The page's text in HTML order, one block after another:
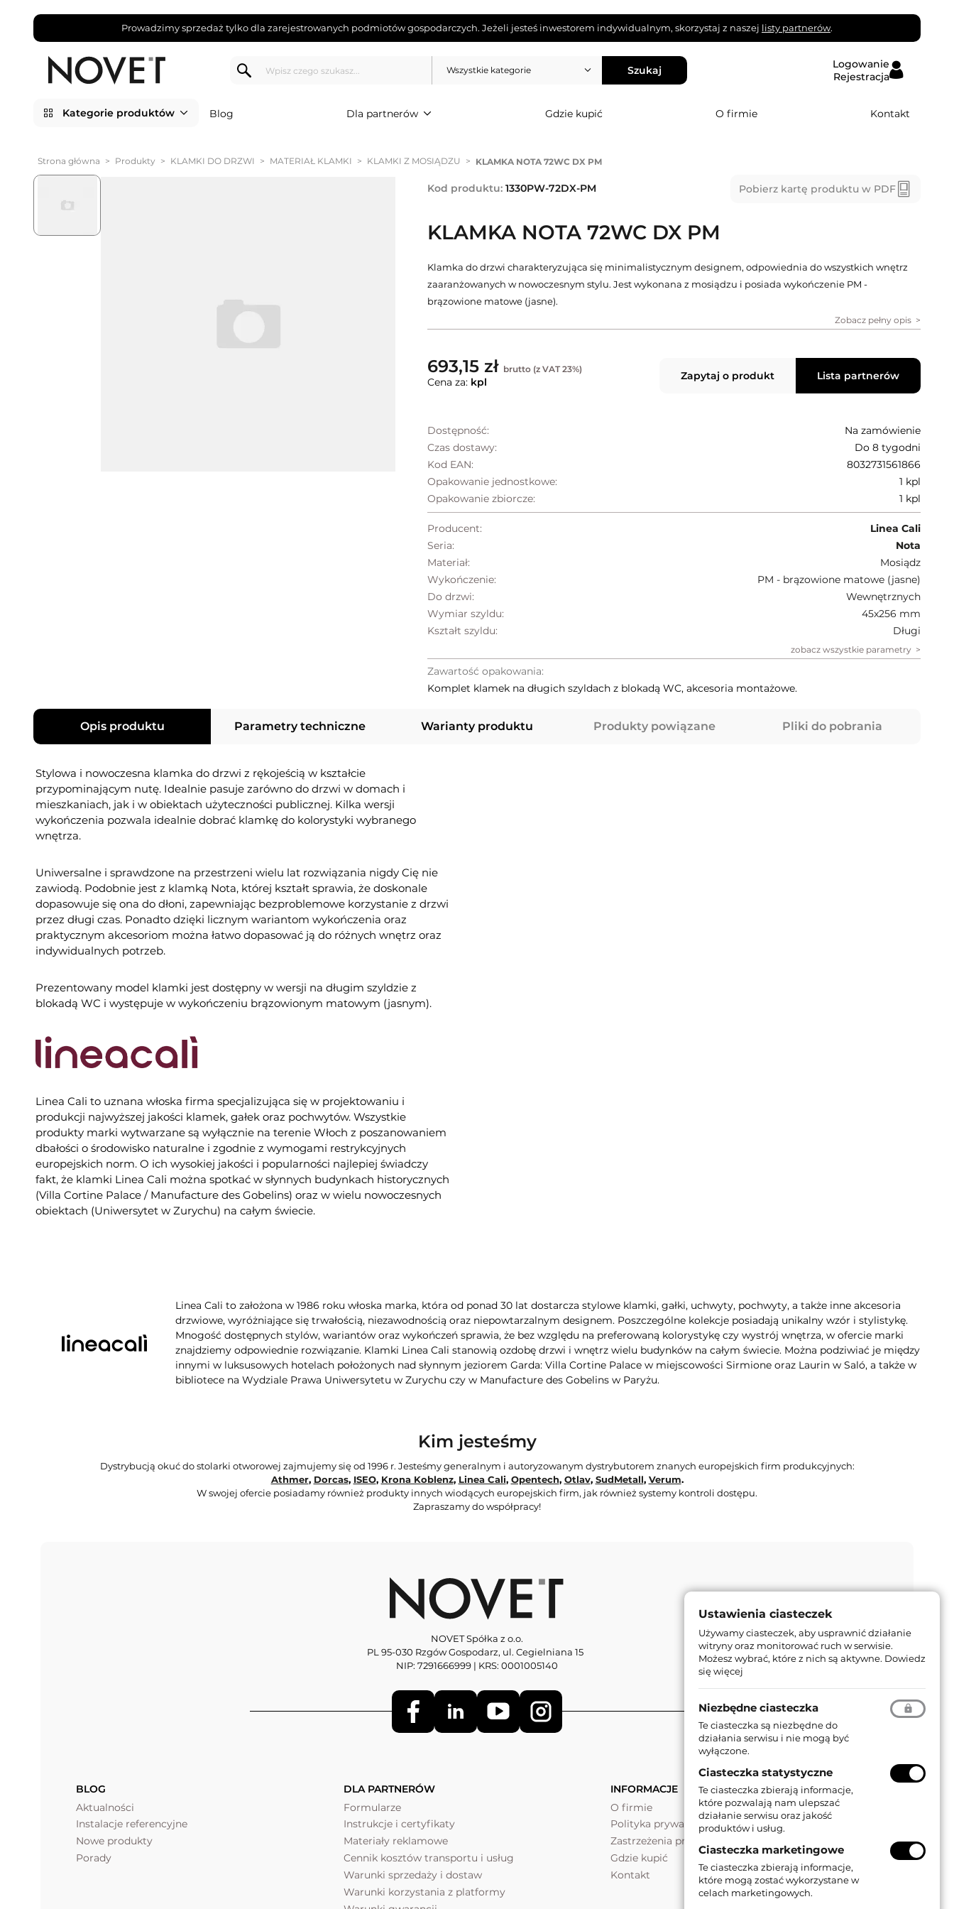
Prowadzimy sprzedaż tylko dla zarejestrowanych podmiotów gospodarczych. Jeżeli jesteś inwestorem indywidualnym, skorzystaj z naszej listy partnerów.
Wszystkie kategorie Szukaj
Logowanie
Rejestracja
Kategorie produktów Blog Dla partnerów Gdzie kupić O firmie Kontakt
Strona główna > Produkty > KLAMKI DO DRZWI > MATERIAŁ KLAMKI > KLAMKI Z MOSIĄDZU > KLAMKA NOTA 72WC DX PM
Kod produktu: 1330PW-72DX-PM Pobierz kartę produktu w PDF
KLAMKA NOTA 72WC DX PM
Klamka do drzwi charakteryzująca się minimalistycznym designem, odpowiednia do wszystkich wnętrz
zaaranżowanych w nowoczesnym stylu. Jest wykonana z mosiądzu i posiada wykończenie PM -
brązowione matowe (jasne).
Zobacz pełny opis
693,15 zł brutto (z VAT 23%)
Cena za: kpl Zapytaj o produkt Lista partnerów
Dostępność:
Na zamówienie
Czas dostawy:
Do 8 tygodni
Kod EAN:
8032731561866
Opakowanie jednostkowe:
1 kpl
Opakowanie zbiorcze:
1 kpl
Producent:
Linea Cali
Seria:
Nota
Materiał:
Mosiądz
Wykończenie:
PM - brązowione matowe (jasne)
Do drzwi:
Wewnętrznych
Wymiar szyldu:
45x256 mm
Kształt szyldu:
Długi
zobacz wszystkie parametry
Zawartość opakowania:
Komplet klamek na długich szyldach z blokadą WC, akcesoria montażowe.
Opis produktu Parametry techniczne Warianty produktu Produkty powiązane Pliki do pobrania
Stylowa i nowoczesna klamka do drzwi z rękojeścią w kształcie
przypominającym nutę. Idealnie pasuje zarówno do drzwi w domach i
mieszkaniach, jak i w obiektach użyteczności publicznej. Kilka wersji
wykończenia pozwala idealnie dobrać klamkę do kolorystyki wybranego
wnętrza.
Uniwersalne i sprawdzone na przestrzeni wielu lat rozwiązania nigdy Cię nie
zawiodą. Podobnie jest z klamką Nota, której kształt sprawia, że doskonale
dopasowuje się ona do dłoni, zapewniając bezproblemowe korzystanie z drzwi
przez długi czas. Ponadto dzięki licznym wariantom wykończenia oraz
praktycznym akcesoriom można łatwo dopasować ją do różnych wnętrz oraz
indywidualnych potrzeb.
Prezentowany model klamki jest dostępny w wersji na długim szyldzie z
blokadą WC i występuje w wykończeniu brązowionym matowym (jasnym).
Linea Cali to uznana włoska firma specjalizująca się w projektowaniu i
produkcji najwyższej jakości klamek, gałek oraz pochwytów. Wszystkie
produkty marki wytwarzane są wyłącznie na terenie Włoch z poszanowaniem
dbałości o środowisko naturalne i zgodnie z wymogami restrykcyjnych
europejskich norm. O ich wysokiej jakości i popularności najlepiej świadczy
fakt, że klamki Linea Cali można spotkać w słynnych budynkach historycznych
(Villa Cortine Palace / Manufacture des Gobelins) oraz w wielu nowoczesnych
obiektach (Uniwersytet w Zurychu) na całym świecie.
Linea Cali to założona w 1986 roku włoska marka, która od ponad 30 lat dostarcza stylowe klamki, gałki, uchwyty, pochwyty, a także inne akcesoria
drzwiowe, wyróżniające się trwałością, niezawodnością oraz niepowtarzalnym designem. Poszczególne kolekcje posiadają unikalny wzór i stylistykę.
Mnogość dostępnych stylów, wariantów oraz wykończeń sprawia, że bez względu na preferowaną kolorystykę czy wystrój wnętrza, w ofercie marki
znajdziemy odpowiednie rozwiązanie. Klamki Linea Cali stanowią ozdobę drzwi i wnętrz wielu budynków na całym świecie. Można podziwiać je między
innymi w luksusowych hotelach położonych nad słynnym jeziorem Garda: Villa Cortine Palace w miejscowości Sirmione oraz Laurin w Saló, a także w
bibliotece na Wydziale Prawa Uniwersytetu w Zurychu czy w Manufacture des Gobelins w Paryżu.
Kim jesteśmy
Dystrybucją okuć do stolarki otworowej zajmujemy się od 1996 r. Jesteśmy generalnym i autoryzowanym dystrybutorem znanych europejskich firm produkcyjnych:
Athmer, Dorcas, ISEO, Krona Koblenz, Linea Cali, Opentech, Otlav, SudMetall, Verum.
W swojej ofercie posiadamy również produkty innych wiodących europejskich firm, jak również systemy kontroli dostępu.
Zapraszamy do współpracy!
NOVET Spółka z o.o.
PL 95-030 Rzgów Gospodarz, ul. Cegielniana 15
NIP: 7291666999 | KRS: 0001005140
BLOG
Aktualności
Instalacje referencyjne
Nowe produkty
Porady
DLA PARTNERÓW
Formularze
Instrukcje i certyfikaty
Materiały reklamowe
Cennik kosztów transportu i usług
Warunki sprzedaży i dostaw
Warunki korzystania z platformy
INFORMACJE
O firmie
Polityka prywatności
Zastrzeżenia prawne
Gdzie kupić
Kontakt
Ustawienia ciasteczek
Używamy ciasteczek, aby usprawnić działanie
witryny oraz monitorować ruch w serwisie.
Możesz wybrać, które z nich są aktywne. Dowiedz
się więcej
Niezbędne ciasteczka
Te ciasteczka są niezbędne do
działania serwisu i nie mogą być
wyłączone.
Ciasteczka statystyczne
Te ciasteczka zbierają informacje,
które pozwalają nam ulepszać
działanie serwisu oraz jakość
produktów i usług.
Ciasteczka marketingowe
Te ciasteczka zbierają informacje,
które mogą zostać wykorzystane w
celach marketingowych.